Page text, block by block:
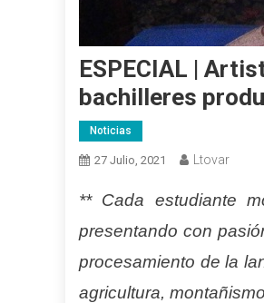
ESPECIAL |
bachilleres
Noticias
27 Julio, 2021 Ltovar
** Cada estudiante
presentando con
procesamiento de la
agricultura,